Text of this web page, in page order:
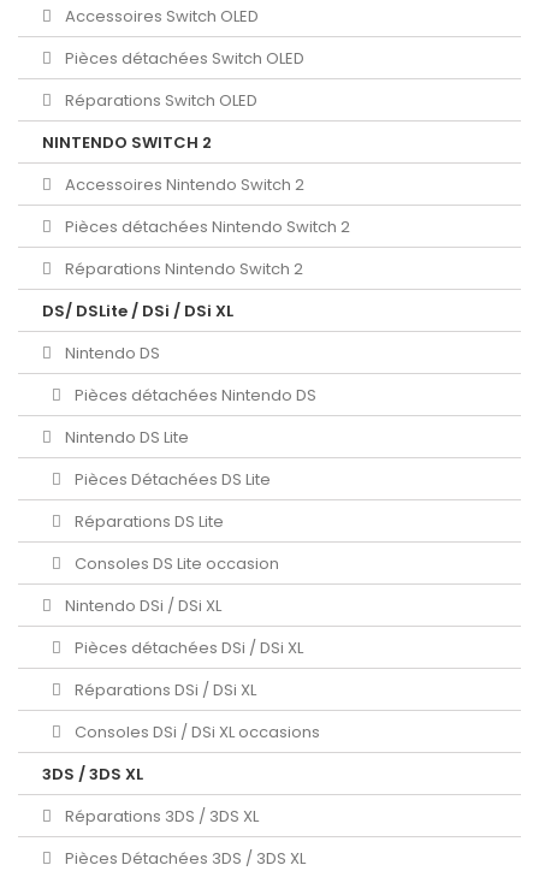
Accessoires Switch OLED
Pièces détachées Switch OLED
Réparations Switch OLED
NINTENDO SWITCH 2
Accessoires Nintendo Switch 2
Pièces détachées Nintendo Switch 2
Réparations Nintendo Switch 2
DS/ DSLite / DSi / DSi XL
Nintendo DS
Pièces détachées Nintendo DS
Nintendo DS Lite
Pièces Détachées DS Lite
Réparations DS Lite
Consoles DS Lite occasion
Nintendo DSi / DSi XL
Pièces détachées DSi / DSi XL
Réparations DSi / DSi XL
Consoles DSi / DSi XL occasions
3DS / 3DS XL
Réparations 3DS / 3DS XL
Pièces Détachées 3DS / 3DS XL